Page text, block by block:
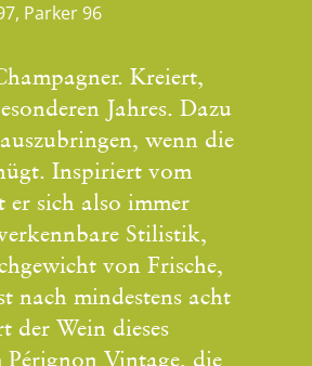
Parker 96
Kreiert,
Jahres. Dazu
wenn die
Inspiriert vom
er sich also immer
Stilistik,
von Frische,
nach mindestens acht
der Wein dieses
Vintage, die